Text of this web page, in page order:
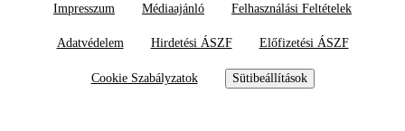
Impresszum Médiaajánló Felhasználási Feltételek
Adatvédelem Hirdetési ÁSZF Előfizetési ÁSZF
Cookie Szabályzatok Sütibeállítások